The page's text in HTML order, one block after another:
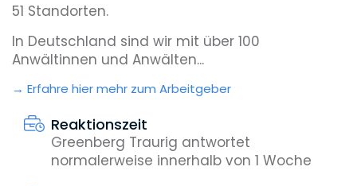
51 Standorten.
In Deutschland sind wir mit über 100
Anwältinnen und Anwälten...
Erfahre hier mehr zum Arbeitgeber
Reaktionszeit
Greenberg Traurig antwortet
normalerweise innerhalb von 1 Woche